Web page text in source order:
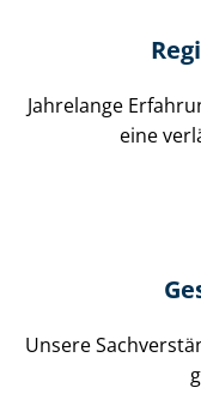
Jahrelange
eine
Unsere